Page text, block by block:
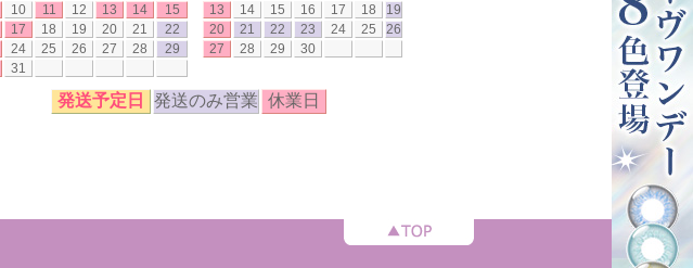
10 11 12 13 14
15
17 18 19 20 21
22
24 25 26 27 28
29
31
13
14 15 16 17 18
19
20
21 22 23 24 25
26
27
28 29 30
発送予定日 発送のみ営業 休業日